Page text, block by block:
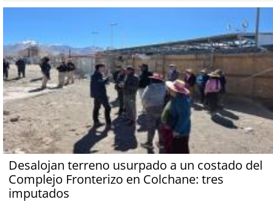
Desalojan terreno usurpado a un costado del
Complejo Fronterizo en Colchane: tres
imputados